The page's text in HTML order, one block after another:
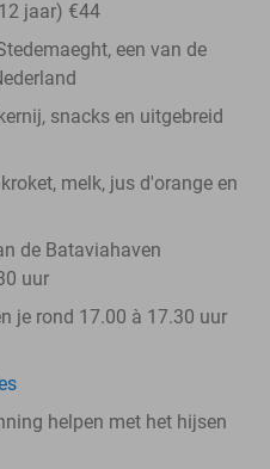
jaar) €44
een van de
snacks en uitgebreid
melk, jus d'orange en
de Bataviahaven
uur
je rond 17.00 à 17.30 uur
helpen met het hijsen